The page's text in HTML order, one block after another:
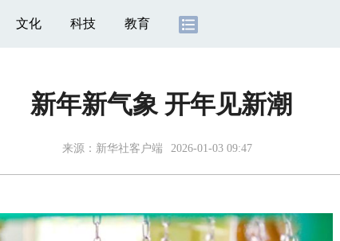
文化 科技 教育
新年新气象 开年见新潮
来源： 新华社客户端 2026-01-03 09:47